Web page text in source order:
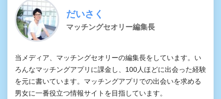
だいさく
マッチングセオリー編集長
当メディア、マッチングセオリーの編集長をしています。い
ろんなマッチングアプリに課金し、100人ほどに出会った経験
を元に書いています。マッチングアプリでの出会いを求める
男女に一番役立つ情報サイトを目指しています。